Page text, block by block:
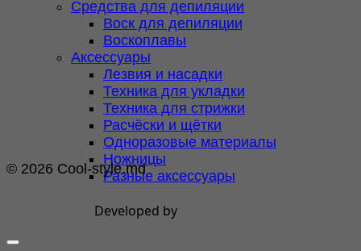
Средства для депиляции
Воск для депиляции
Воскоплавы
Аксессуары
Лезвия и насадки
Техника для укладки
Техника для стрижки
Расчёски и щётки
Одноразовые материалы
Ножницы
Разные аксессуары
© 2026 Cool-style.md
Developed by